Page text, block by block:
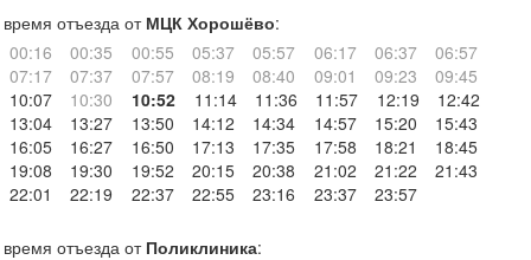
время отъезда от МЦК Хорошёво:
00:16
00:35 00:55 05:37 05:57 06:17 06:37
06:57
07:17
07:37 07:57 08:19 08:40 09:01 09:23
09:45
10:07
10:30 10:52 11:14 11:36 11:57 12:19
12:42
13:04
13:27 13:50 14:12 14:34 14:57 15:20
15:43
16:05
16:27 16:50 17:13 17:35 17:58 18:21
18:45
19:08
19:30 19:52 20:15 20:38 21:02 21:22
21:43
22:01
22:19 22:37 22:55 23:16 23:37 23:57
время отъезда от Поликлиника: